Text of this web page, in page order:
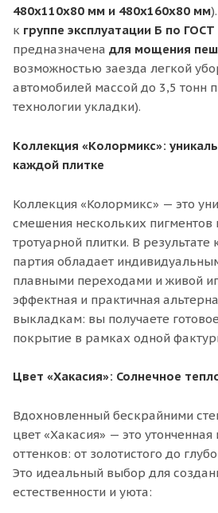
480x110x80 мм и 480x160x80 мм
к группе эксплуатации Б по ГОСТ
предназначена для мощения
возможностью заезда легкой
автомобилей массой до 3,5 тонн
технологии укладки).
Коллекция «Колормикс»:
каждой плитке
Коллекция «Колормикс» — это
смешения нескольких пигментов
тротуарной плитки. В результате
партия обладает
плавными переходами и живой
эффектная и практичная
выкладкам: вы получаете
покрытие в рамках одной
Цвет «Хакасия»: Солнечное
Вдохновленный бескрайними
цвет «Хакасия» — это утонченная
оттенков: от золотистого до
Это идеальный выбор для
естественности и уюта: